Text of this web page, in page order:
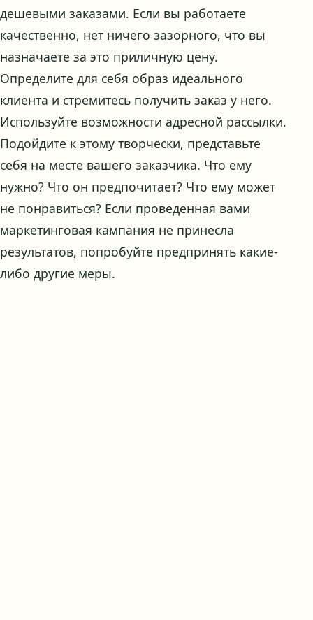
дешевыми заказами. Если вы работаете
качественно, нет ничего зазорного, что вы
назначаете за это приличную цену.
Определите для себя образ идеального
клиента и стремитесь получить заказ у него.
Используйте возможности адресной рассылки.
Подойдите к этому творчески, представьте
себя на месте вашего заказчика. Что ему
нужно? Что он предпочитает? Что ему может
не понравиться? Если проведенная вами
маркетинговая кампания не принесла
результатов, попробуйте предпринять какие-
либо другие меры.